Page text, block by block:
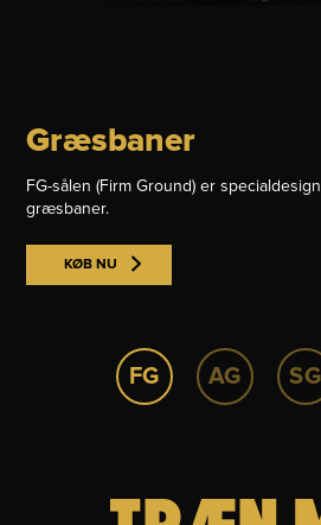
Græsbaner
FG-sålen (Firm Ground) er
græsbaner.
KØB NU
FG AG SG